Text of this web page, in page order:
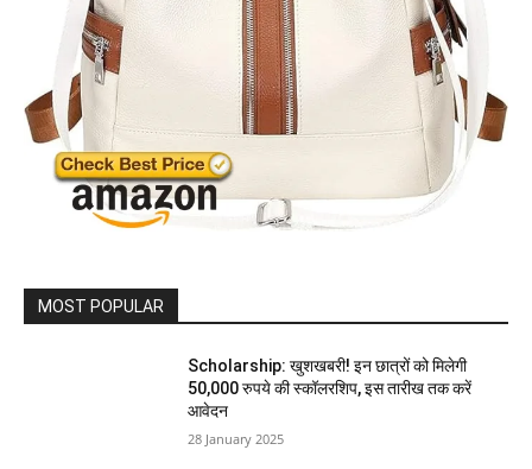
MOST POPULAR
Scholarship: खुशखबरी! इन छात्रों को मिलेगी
50,000 रुपये की स्कॉलरशिप, इस तारीख तक करें
आवेदन
28 January 2025